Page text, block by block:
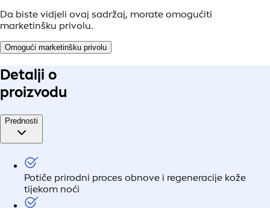
Da biste vidjeli ovaj sadržaj, morate omogućiti
marketinšku privolu.
Omogući marketinšku privolu
Detalji o
proizvodu
Prednosti
Potiče prirodni proces obnove i regeneracije kože
tijekom noći